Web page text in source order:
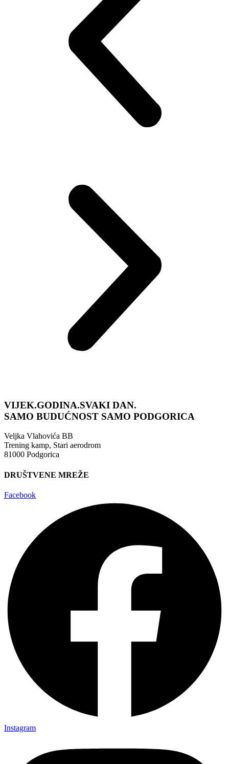
VIJEK.GODINA.SVAKI DAN.
SAMO BUDUĆNOST SAMO PODGORICA
Veljka Vlahovića BB
Trening kamp, Stari aerodrom
81000 Podgorica
DRUŠTVENE MREŽE
Facebook
Instagram